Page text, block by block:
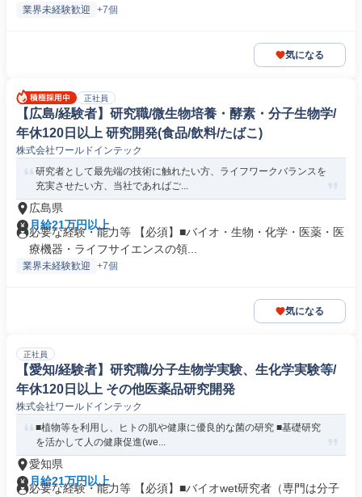
業界未経験歓迎 +7個
気になる
正社員
【広島/経験者】研究職/微生物培養・酵素・分子生物学/
年休120日以上 研究開発(食品/飲料/たばこ)
株式会社ワールドインテック
研究者として最先端の技術に触れたい方、ライフワークバランスを
充実させたい方、当社であればご...
広島県
月給21万円以上
必要な経験・能力等 【必須】■バイオ・生物・化学・医薬・医
療機器・ライフサイエンスの領...
業界未経験歓迎 +7個
気になる
正社員
【愛知/経験者】研究職/分子生物学実験、生化学実験等/
年休120日以上 その他医薬品研究開発
株式会社ワールドインテック
■植物等を利用し、ヒトの肌や健康に優良的な菌の研究 ■基礎研究
を活かして人の健康促進(we...
愛知県
月給21万円以上
必要な経験・能力等 【必須】■バイオwet研究者（専門は分子